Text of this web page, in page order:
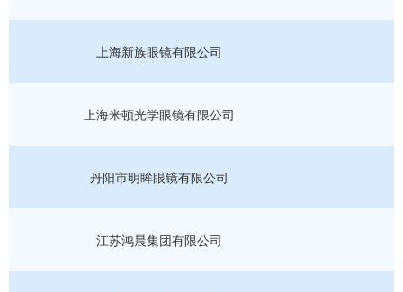
上海新族眼镜有限公司
上海米顿光学眼镜有限公司
丹阳市明眸眼镜有限公司
江苏鸿晨集团有限公司